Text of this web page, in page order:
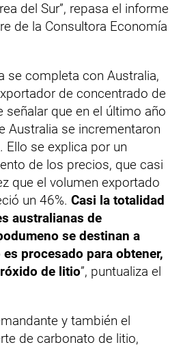
del Sur”, repasa el informe
de la Consultora Economía
se completa con Australia,
de concentrado de
señalar que en el último año
Australia se incrementaron
Ello se explica por un
de los precios, que casi
que el volumen exportado
un 46%. Casi la totalidad
australianas de
se destinan a
procesado para obtener,
de litio”, puntualiza el
y también el
de carbonato de litio,